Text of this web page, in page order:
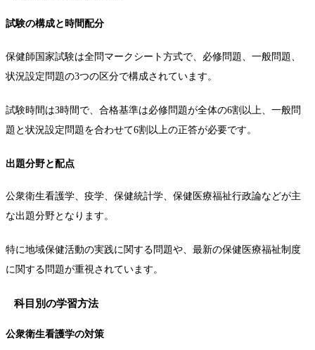
試験の構成と時間配分
保健師国家試験は全問マークシート方式で、必修問題、一般問題、
状況設定問題の3つの区分で構成されています。
試験時間は3時間で、合格基準は必修問題が全体の6割以上、一般問
題と状況設定問題を合わせて6割以上の正答が必要です。
出題分野と配点
公衆衛生看護学、疫学、保健統計学、保健医療福祉行政論などが主
な出題分野となります。
特に地域保健活動の実践に関する問題や、最新の保健医療福祉制度
に関する問題が重視されています。
科目別の学習方法
公衆衛生看護学の対策